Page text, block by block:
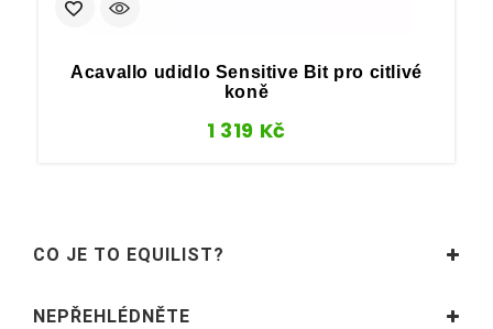
Acavallo udidlo Sensitive Bit pro citlivé
koně
1 319 Kč
CO JE TO EQUILIST?
NEPŘEHLÉDNĚTE